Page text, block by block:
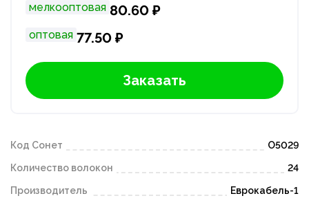
мелкооптовая 80.60 ₽
оптовая 77.50 ₽
Заказать
Код Сонет O5029
Количество волокон 24
Производитель Еврокабель-1